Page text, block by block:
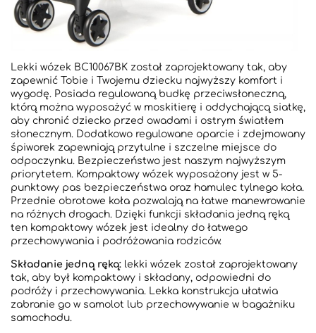
Lekki wózek BC10067BK został zaprojektowany tak, aby
zapewnić Tobie i Twojemu dziecku najwyższy komfort i
wygodę. Posiada regulowaną budkę przeciwsłoneczną,
którą można wyposażyć w moskitierę i oddychającą siatkę,
aby chronić dziecko przed owadami i ostrym światłem
słonecznym. Dodatkowo regulowane oparcie i zdejmowany
śpiworek zapewniają przytulne i szczelne miejsce do
odpoczynku. Bezpieczeństwo jest naszym najwyższym
priorytetem. Kompaktowy wózek wyposażony jest w 5-
punktowy pas bezpieczeństwa oraz hamulec tylnego koła.
Przednie obrotowe koła pozwalają na łatwe manewrowanie
na różnych drogach. Dzięki funkcji składania jedną ręką
ten kompaktowy wózek jest idealny do łatwego
przechowywania i podróżowania rodziców.
Składanie jedną ręką: lekki wózek został zaprojektowany
tak, aby był kompaktowy i składany, odpowiedni do
podróży i przechowywania. Lekka konstrukcja ułatwia
zabranie go w samolot lub przechowywanie w bagażniku
samochodu.